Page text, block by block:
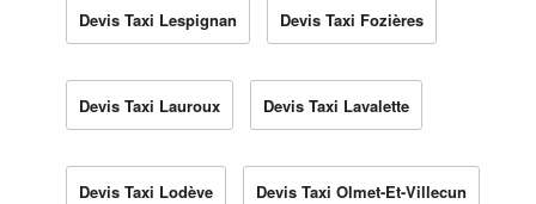
Devis Taxi Lespignan Devis Taxi Fozières
Devis Taxi Lauroux Devis Taxi Lavalette
Devis Taxi Lodève Devis Taxi Olmet-Et-Villecun